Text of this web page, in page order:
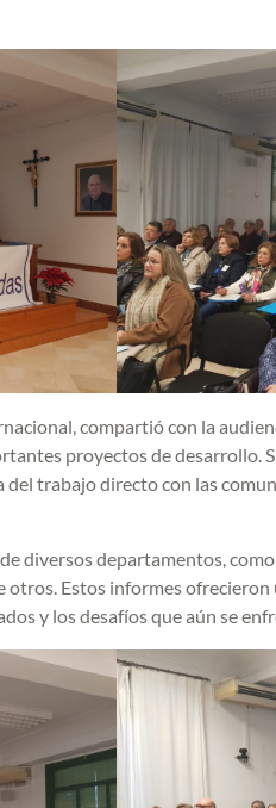
compartió con la
proyectos de desarrollo.
trabajo directo con las
diversos departamentos,
Estos informes
y los desafíos que aún se